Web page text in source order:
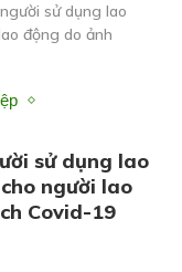
sử dụng lao
động do ảnh
sử dụng lao
người lao
Covid-19